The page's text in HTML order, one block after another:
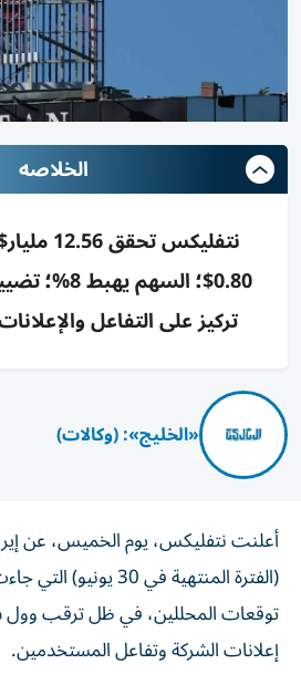
الخلاصه
تركيز على التفاعل
«الخليج»: (وكالات)
أعلنت نتفليكس، يوم الخميس، عن
(الفترة المنتهية في 30
توقعات المحللين، في ظل ترقب
إعلانات الشركة وتفاعل المستخدمين.